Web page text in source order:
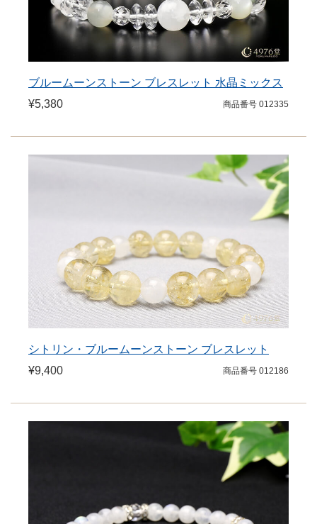
ブルームーンストーン ブレスレット 水晶ミックス
¥5,380
商品番号 012335
シトリン・ブルームーンストーン ブレスレット
¥9,400
商品番号 012186